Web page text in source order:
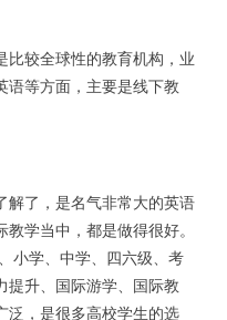
较全球性的教育机构，业
语等方面，主要是线下教
了，是名气非常大的英语
学当中，都是做得很好。
小学、中学、四六级、考
提升、国际游学、国际教
泛，是很多高校学生的选